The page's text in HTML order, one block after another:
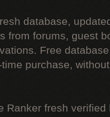
database,
from forums, guest
Free
purchase,
Ranker fresh verified